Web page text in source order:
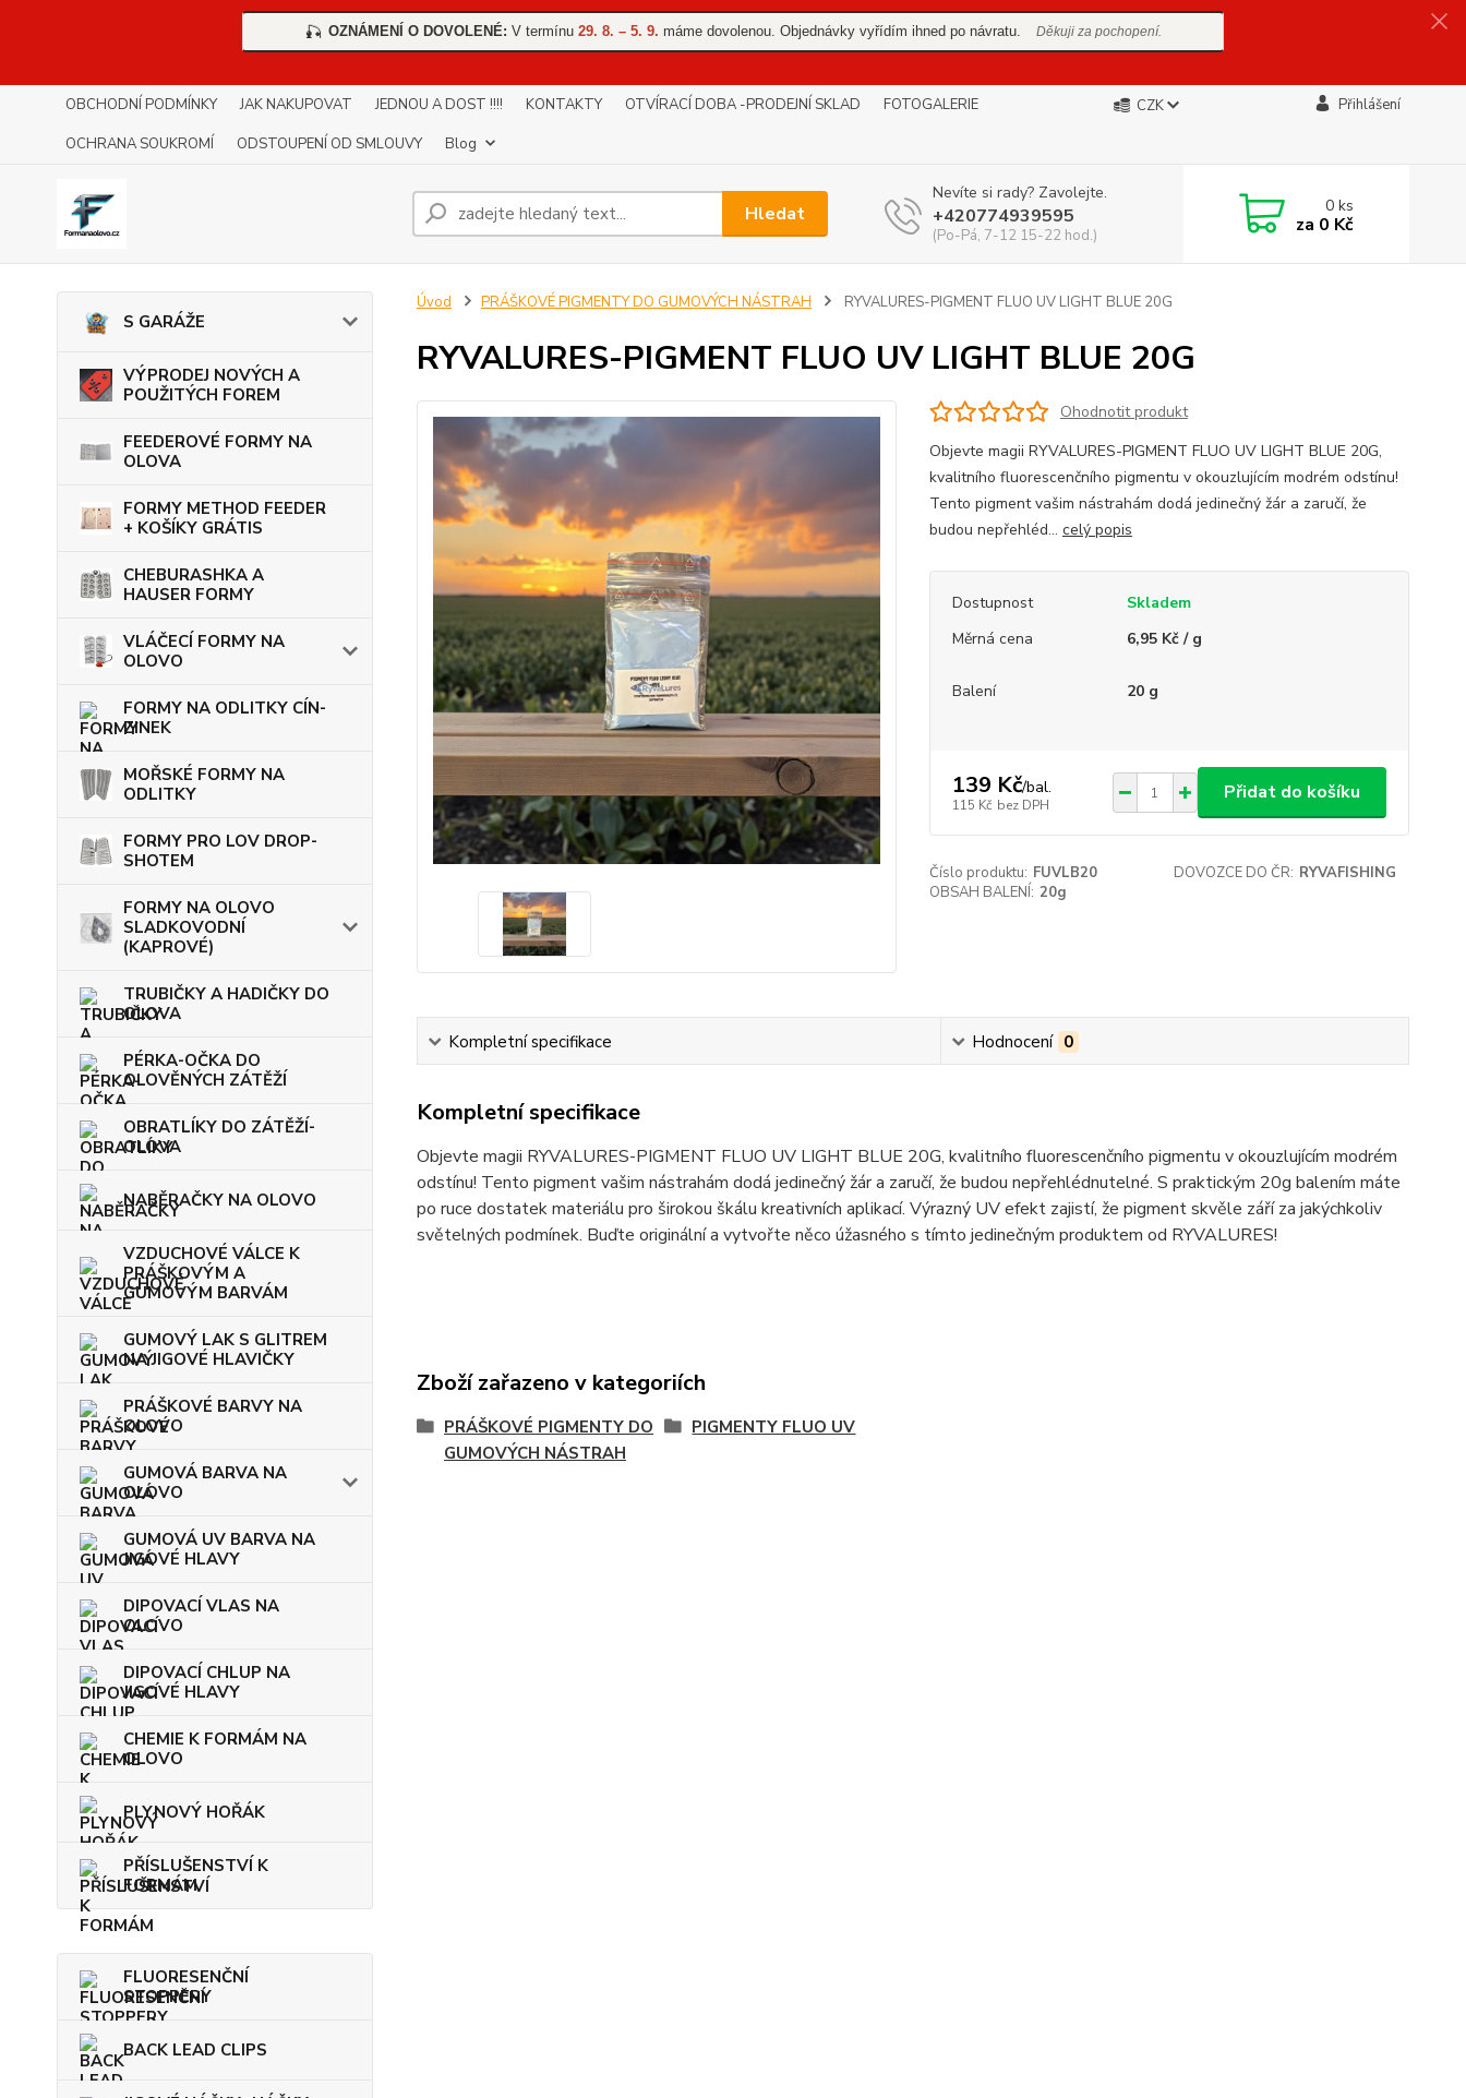
🎣 OZNÁMENÍ O DOVOLENÉ: V termínu 29. 8. – 5. 9. máme dovolenou. Objednávky vyřídím ihned po návratu. Děkuji za pochopení.
OBCHODNÍ PODMÍNKY JAK NAKUPOVAT JEDNOU A DOST !!!! KONTAKTY OTVÍRACÍ DOBA -PRODEJNÍ SKLAD
FOTOGALERIE
OCHRANA SOUKROMÍ
ODSTOUPENÍ OD SMLOUVY Blog
CZK Přihlášení
Hledat
Nevíte si rady? Zavolejte.
+420774939595
(Po-Pá, 7-12 15-22 hod.)
0ks
za 0 Kč
S GARÁŽE
VÝPRODEJ NOVÝCH A
POUŽITÝCH FOREM
FEEDEROVÉ FORMY NA
OLOVA
FORMY METHOD FEEDER
+ KOŠÍKY GRÁTIS
CHEBURASHKA A
HAUSER FORMY
VLÁČECÍ FORMY NA
OLOVO
FORMY NA ODLITKY CÍN-
ZINEK
MOŘSKÉ FORMY NA
ODLITKY
FORMY PRO LOV DROP-
SHOTEM
FORMY NA OLOVO
SLADKOVODNÍ
(KAPROVÉ)
TRUBIČKY A HADIČKY DO
OLOVA
PÉRKA-OČKA DO
OLOVĚNÝCH ZÁTĚŽÍ
OBRATLÍKY DO ZÁTĚŽÍ-
OLOVA
NABĚRAČKY NA OLOVO
VZDUCHOVÉ VÁLCE K
PRÁŠKOVÝM A
GUMOVÝM BARVÁM
GUMOVÝ LAK S GLITREM
NA JIGOVÉ HLAVIČKY
PRÁŠKOVÉ BARVY NA
OLOVO
GUMOVÁ BARVA NA
OLOVO
GUMOVÁ UV BARVA NA
JIGOVÉ HLAVY
DIPOVACÍ VLAS NA
OLOVO
DIPOVACÍ CHLUP NA
JIGOVÉ HLAVY
CHEMIE K FORMÁM NA
OLOVO
PLYNOVÝ HOŘÁK
PŘÍSLUŠENSTVÍ K
FORMÁM
FLUORESENČNÍ
STOPPERY
BACK LEAD CLIPS
Úvod PRÁŠKOVÉ PIGMENTY DO GUMOVÝCH NÁSTRAH RYVALURES-PIGMENT FLUO UV LIGHT BLUE 20G
RYVALURES-PIGMENT FLUO UV LIGHT BLUE 20G
Ohodnotit produkt
Objevte magii RYVALURES-PIGMENT FLUO UV LIGHT BLUE 20G,
kvalitního fluorescenčního pigmentu v okouzlujícím modrém odstínu!
Tento pigment vašim nástrahám dodá jedinečný žár a zaručí, že
budou nepřehléd... celý popis
Dostupnost
Skladem
Měrná cena
6,95 Kč / g
Balení 20 g
139 Kč/bal.
115 Kč bez DPH
Přidat do košíku
Číslo produktu: FUVLB20 DOVOZCE DO ČR: RYVAFISHING
OBSAH BALENÍ: 20g
Kompletní specifikace Hodnocení 0
Kompletní specifikace
Objevte magii RYVALURES-PIGMENT FLUO UV LIGHT BLUE 20G, kvalitního fluorescenčního pigmentu v okouzlujícím modrém
odstínu! Tento pigment vašim nástrahám dodá jedinečný žár a zaručí, že budou nepřehlédnutelné. S praktickým 20g balením máte
po ruce dostatek materiálu pro širokou škálu kreativních aplikací. Výrazný UV efekt zajistí, že pigment skvěle září za jakýchkoliv
světelných podmínek. Buďte originální a vytvořte něco úžasného s tímto jedinečným produktem od RYVALURES!
Zboží zařazeno v kategoriích
PRÁŠKOVÉ PIGMENTY DO
GUMOVÝCH NÁSTRAH
PIGMENTY FLUO UV